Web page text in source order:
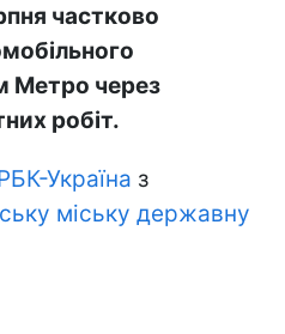
частково
Метро через
робіт.
Україна з
міську державну